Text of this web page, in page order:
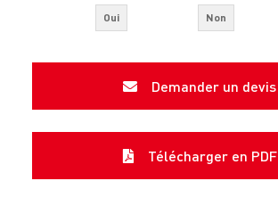
Oui Non
Demander un devis
Télécharger en PDF